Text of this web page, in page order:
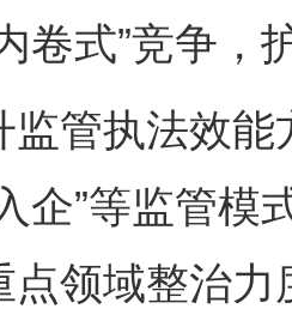
卷式”竞争，
执法效能
企”等监管
点领域整治